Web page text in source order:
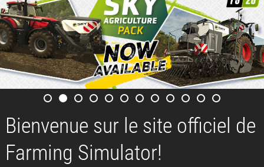
Bienvenue sur le site officiel de
Farming Simulator!